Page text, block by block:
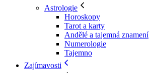
Astrologie
Horoskopy
Tarot a karty
Andělé a tajemná znamení
Numerologie
Tajemno
Zajímavosti